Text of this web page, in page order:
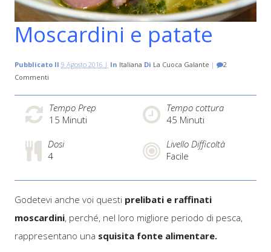
Moscardini e patate
Pubblicato Il 9 Agosto 2016 | In Italiana Di La Cuoca Galante |
2
Commenti
Tempo Prep
15 Minuti
Tempo cottura
45 Minuti
Dosi
4
Livello Difficoltà
Facile
Godetevi anche voi questi prelibati e raffinati
moscardini, perché, nel loro migliore periodo di pesca,
rappresentano una squisita fonte alimentare.